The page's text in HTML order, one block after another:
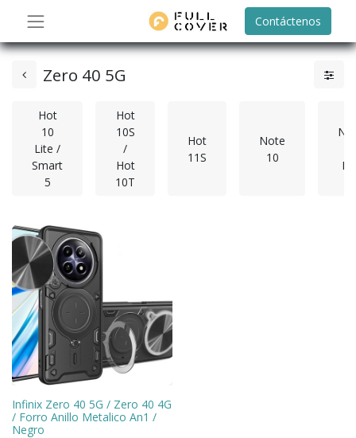
Contáctenos
Zero 40 5G
Hot
10
Lite /
Smart
5
Hot
10S
/
Hot
10T
Hot
11S
Note
10
Infinix Zero 40 5G / Zero 40 4G
/ Forro Anillo Metalico An1 /
Negro